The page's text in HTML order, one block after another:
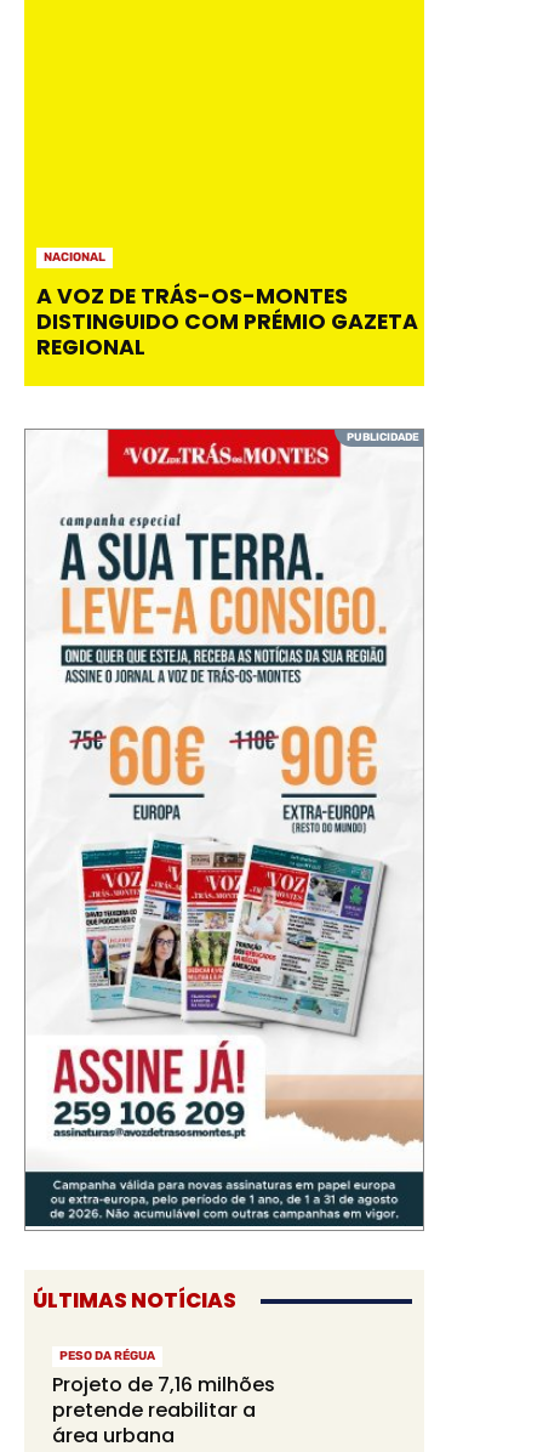
NACIONAL
A VOZ DE TRÁS-OS-MONTES
DISTINGUIDO COM PRÉMIO GAZETA
REGIONAL
ÚLTIMAS NOTÍCIAS
PESO DA RÉGUA
Projeto de 7,16 milhões
pretende reabilitar a
área urbana